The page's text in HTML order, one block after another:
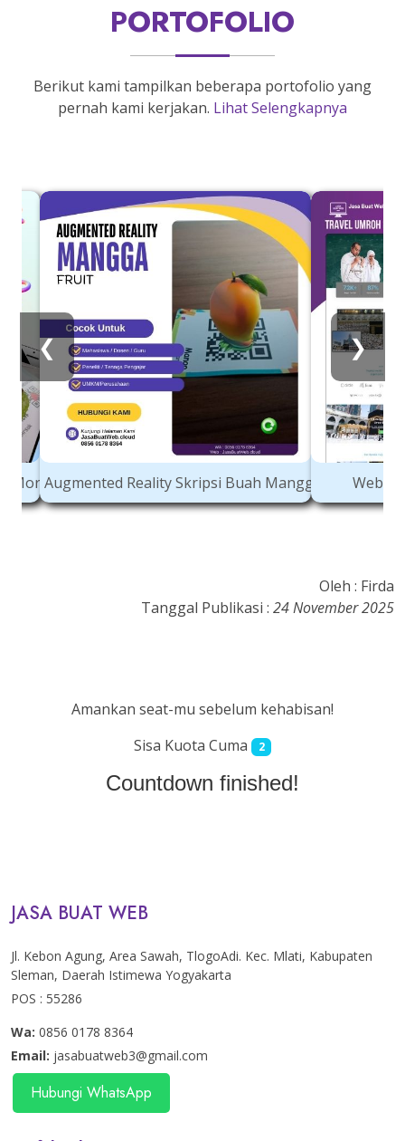
PORTOFOLIO
Berikut kami tampilkan beberapa portofolio yang
pernah kami kerjakan. Lihat Selengkapnya
❮ ❯
3D Web Travel Umroh dan Haji
Oleh : Firda
Tanggal Publikasi : 24 November 2025
Amankan seat-mu sebelum kehabisan!
Sisa Kuota Cuma
2
Countdown finished!
JASA BUAT WEB
Jl. Kebon Agung, Area Sawah, TlogoAdi. Kec. Mlati, Kabupaten
Sleman, Daerah Istimewa Yogyakarta
POS : 55286
Wa: 0856 0178 8364
Email: jasabuatweb3@gmail.com
Hubungi WhatsApp